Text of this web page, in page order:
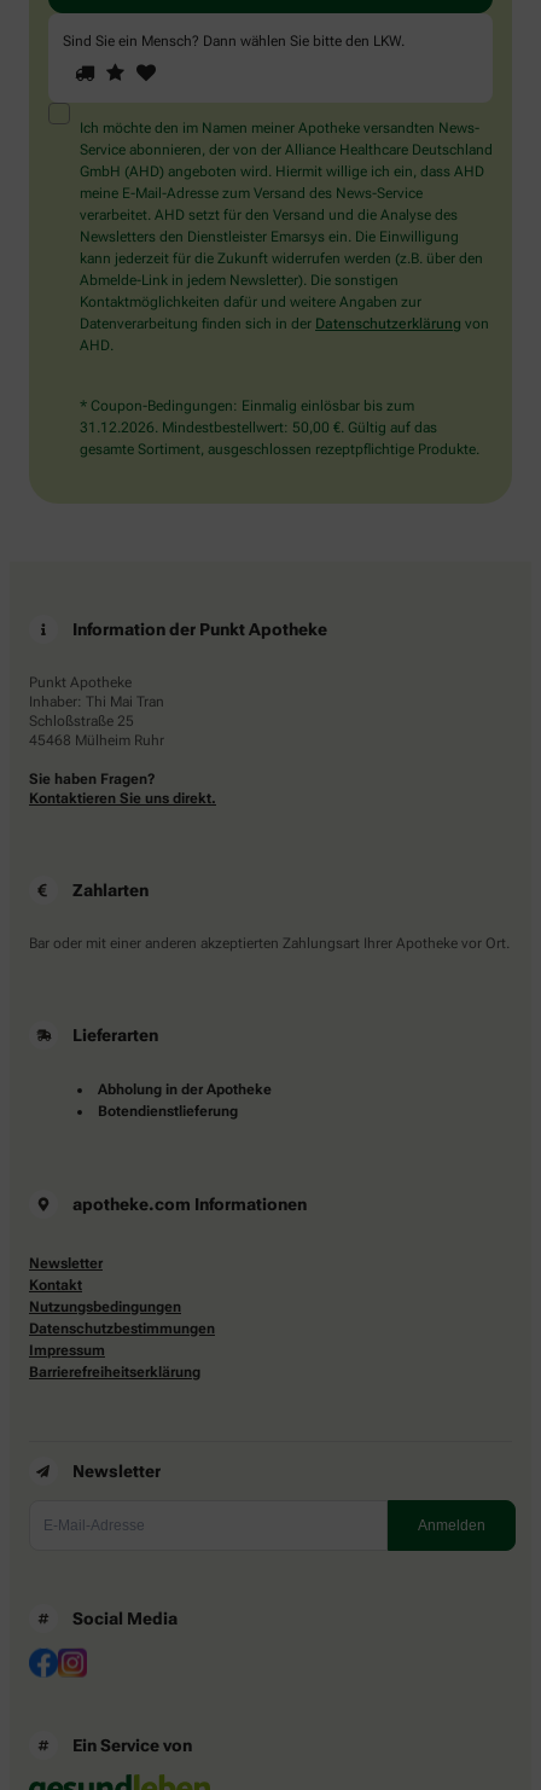
Sind Sie ein Mensch? Dann wählen Sie bitte den LKW.
Sind
Sie
ein
Mensch?
Dann
wählen
Sie
bitte
den
LKW.
1 2
Ich möchte den im Namen meiner Apotheke versandten News-
Service abonnieren, der von der Alliance Healthcare Deutschland
GmbH (AHD) angeboten wird. Hiermit willige ich ein, dass AHD
meine E-Mail-Adresse zum Versand des News-Service
verarbeitet. AHD setzt für den Versand und die Analyse des
Newsletters den Dienstleister Emarsys ein. Die Einwilligung
kann jederzeit für die Zukunft widerrufen werden (z.B. über den
Abmelde-Link in jedem Newsletter). Die sonstigen
Kontaktmöglichkeiten dafür und weitere Angaben zur
Datenverarbeitung finden sich in der Datenschutzerklärung von
AHD.
* Coupon-Bedingungen: Einmalig einlösbar bis zum
31.12.2026. Mindestbestellwert: 50,00 €. Gültig auf das
gesamte Sortiment, ausgeschlossen rezeptpflichtige Produkte.
Information der Punkt Apotheke
Punkt Apotheke
Inhaber: Thi Mai Tran
Schloßstraße 25
45468 Mülheim Ruhr
Sie haben Fragen?
Kontaktieren Sie uns direkt.
Zahlarten
Bar oder mit einer anderen akzeptierten Zahlungsart Ihrer Apotheke vor Ort.
Lieferarten
Abholung in der Apotheke
Botendienstlieferung
apotheke.com Informationen
Newsletter
Kontakt
Nutzungsbedingungen
Datenschutzbestimmungen
Impressum
Barrierefreiheitserklärung
Newsletter
Social Media
Ein Service von